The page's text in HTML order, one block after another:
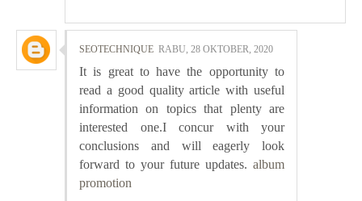
SEOTECHNIQUE RABU, 28 OKTOBER, 2020
It is great to have the opportunity to
read a good quality article with useful
information on topics that plenty are
interested one.I concur with your
conclusions and will eagerly look
forward to your future updates. album
promotion